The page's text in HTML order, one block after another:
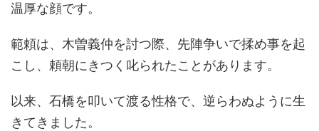
温厚な顔です。
範頼は、木曽義仲を討つ際、先陣争いで揉め事を起
こし、頼朝にきつく叱られたことがあります。
以来、石橋を叩いて渡る性格で、逆らわぬように生
きてきました。